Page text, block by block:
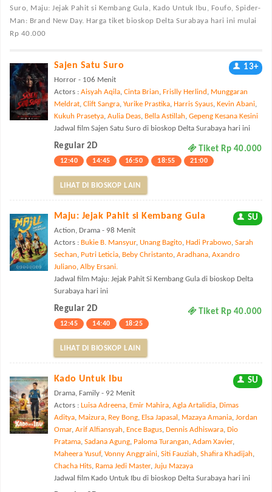
Suro, Maju: Jejak Pahit si Kembang Gula, Kado Untuk Ibu, Foufo, Spider-
Man: Brand New Day. Harga tiket bioskop Delta Surabaya hari ini mulai
Rp 40.000
Sajen Satu Suro 13+
Horror - 106 Menit
Actors : Aisyah Aqila, Cinta Brian, Frislly Herlind , Munggaran
Meldrat, Clift Sangra, Yurike Prastika, Harris Syaus, Kevin Abani,
Kukuh Prasetya, Aulia Deas, Bella Astillah, Gepeng Kesana Kesini
Jadwal film Sajen Satu Suro di bioskop Delta Surabaya hari ini
Regular 2D Tiket Rp 40.000
12:40 14:45 16:50 18:55 21:00
LIHAT DI BIOSKOP LAIN
Maju: Jejak Pahit si Kembang Gula SU
Action, Drama - 98 Menit
Actors : Bukie B. Mansyur, Unang Bagito, Hadi Prabowo, Sarah
Sechan, Putri Leticia, Beby Christanto, Aradhana, Axandro
Juliano, Alby Ersani.
Jadwal film Maju: Jejak Pahit Si Kembang Gula di bioskop Delta
Surabaya hari ini
Regular 2D Tiket Rp 40.000
12:45 14:40 18:25
LIHAT DI BIOSKOP LAIN
Kado Untuk Ibu SU
Drama, Family - 92 Menit
Actors : Luisa Adreena, Emir Mahira, Agla Artalidia, Dimas
Aditya, Maizura, Rey Bong, Elsa Japasal , Mazaya Amania, Jordan
Omar, Arif Alfiansyah, Ence Bagus, Dennis Adhiswara, Dio
Pratama, Sadana Agung, Paloma Turangan, Adam Xavier,
Maheera Yusuf, Vonny Anggraini, Siti Fauziah, Shafira Khadijah,
Chacha Hits, Rama Jedi Master, Juju Mazaya
Jadwal film Kado Untuk Ibu di bioskop Delta Surabaya hari ini